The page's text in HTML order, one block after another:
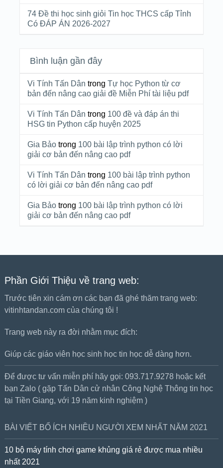
74 Đề thi học sinh giỏi Tin học THCS cấp Tỉnh
Có ĐÁP ÁN 2026-2027
Bình luận gần đây
Vi Tính Tấn Dân trong Tự học Python từ cơ
bản đến nâng cao giải đề Miễn Phí tài liệu pdf
Vi Tính Tấn Dân trong 100 đề và đáp án thi
HSG tin Python cấp huyện 2025
Gia Bảotrong 100 bài lập trình python có lời
giải cơ bản đến nâng cao pdf
Vi Tính Tấn Dân trong 100 bài lập trình python
có lời giải cơ bản đến nâng cao pdf
Gia Bảotrong 100 bài lập trình python có lời
giải cơ bản đến nâng cao pdf
Phần Giới Thiệu về trang web:
Trước tiên xin cám ơn các bạn đã ghé thăm trang web:
vitinhtandan.com của chúng tôi !
Trang web này ra đời nhằm mục đích:
Giúp các giáo viên học sinh học tin học dễ dàng hơn.
Để được tư vấn miễn phí hãy gọi: 093.717.9278 hoặc kết
bạn Zalo ( gặp Tấn Dân cử nhân Công Nghệ Thông tin học
tại Tiền Giang, với 19 năm kinh nghiệm )
BÀI VIẾT BỔ ÍCH NHIỀU NGƯỜI XEM NHẤT NĂM 2021
10 bộ máy tính chơi game khủng giá rẻ được mua nhiều
nhất 2021